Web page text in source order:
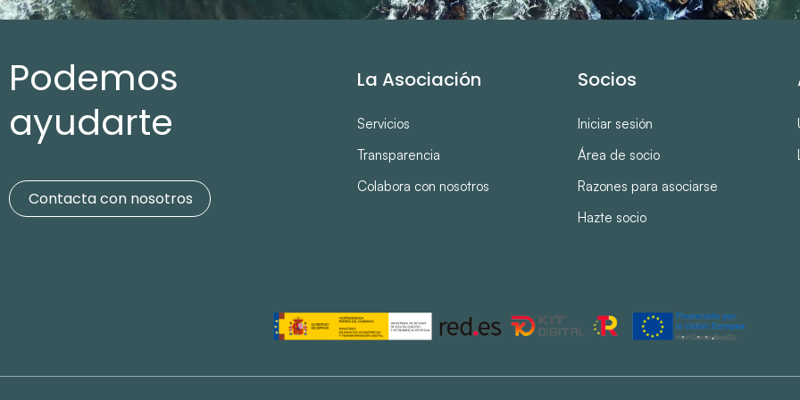
Podemos
ayudarte
Contacta con nosotros
La Asociación
Servicios
Transparencia
Colabora con nosotros
Socios
Iniciar sesión
Área de socio
Razones para asociarse
Hazte socio